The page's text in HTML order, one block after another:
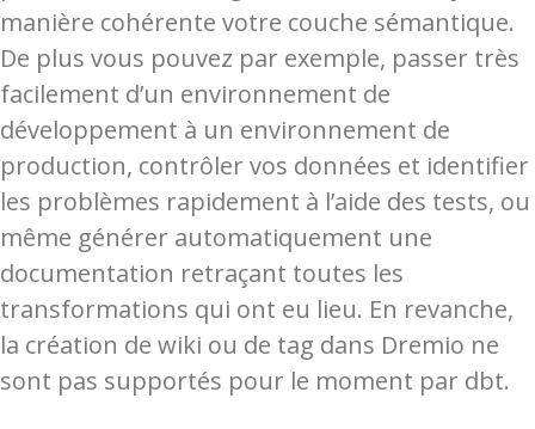
manière cohérente votre couche sémantique.
De plus vous pouvez par exemple, passer très
facilement d’un environnement de
développement à un environnement de
production, contrôler vos données et identifier
les problèmes rapidement à l’aide des tests, ou
même générer automatiquement une
documentation retraçant toutes les
transformations qui ont eu lieu. En revanche,
la création de wiki ou de tag dans Dremio ne
sont pas supportés pour le moment par dbt.